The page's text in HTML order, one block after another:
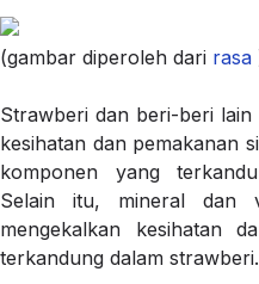
(gambar diperoleh dari rasa
Strawberi dan beri-beri
kesihatan dan pemakanan
komponen yang
Selain itu, mineral dan
mengekalkan kesihatan
terkandung dalam strawberi.